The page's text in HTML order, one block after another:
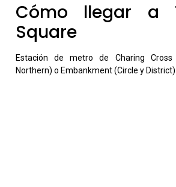
Cómo llegar a
Square
Estación de metro de Charing
Northern) o Embankment (Circle y District).